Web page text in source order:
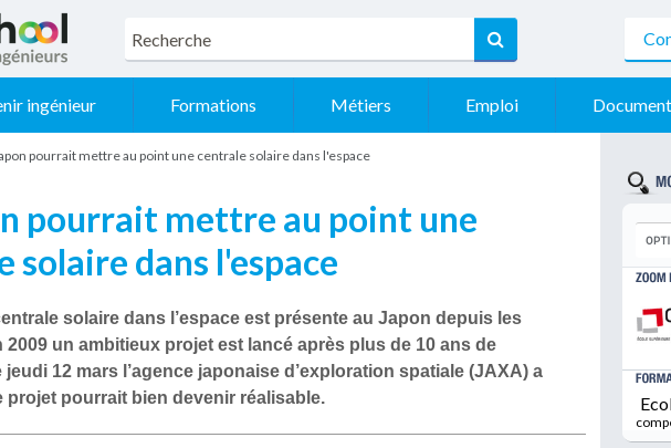
ingénieur Formations Métiers Emploi
pourrait mettre au point une centrale solaire dans l'espace
pourrait mettre au point une
solaire dans l'espace
solaire dans l’espace est présente au Japon depuis les
2009 un ambitieux projet est lancé après plus de 10 ans de
12 mars l’agence japonaise d’exploration spatiale (JAXA) a
projet pourrait bien devenir réalisable.